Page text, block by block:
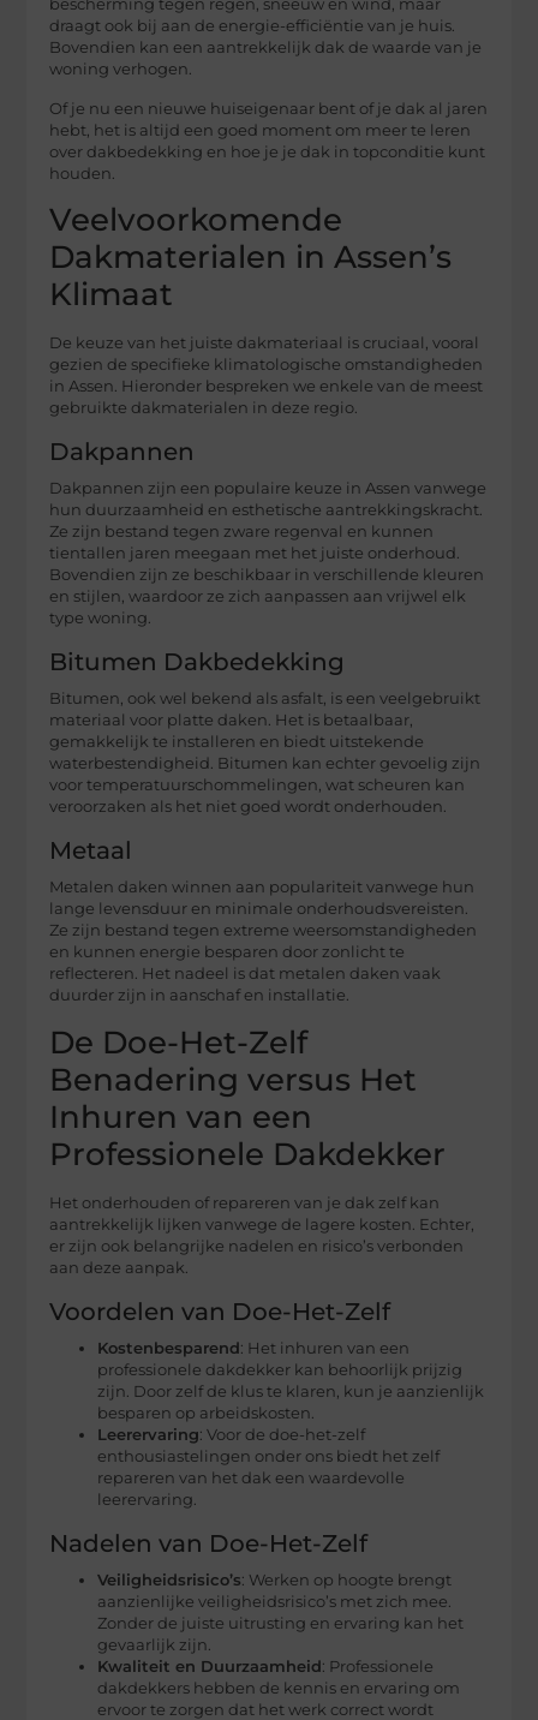
bescherming tegen regen, sneeuw en wind, maar
draagt ook bij aan de energie-efficiëntie van je huis.
Bovendien kan een aantrekkelijk dak de waarde van je
woning verhogen.
Of je nu een nieuwe huiseigenaar bent of je dak al jaren
hebt, het is altijd een goed moment om meer te leren
over dakbedekking en hoe je je dak in topconditie kunt
houden.
Veelvoorkomende
Dakmaterialen in Assen’s
Klimaat
De keuze van het juiste dakmateriaal is cruciaal, vooral
gezien de specifieke klimatologische omstandigheden
in Assen. Hieronder bespreken we enkele van de meest
gebruikte dakmaterialen in deze regio.
Dakpannen
Dakpannen zijn een populaire keuze in Assen vanwege
hun duurzaamheid en esthetische aantrekkingskracht.
Ze zijn bestand tegen zware regenval en kunnen
tientallen jaren meegaan met het juiste onderhoud.
Bovendien zijn ze beschikbaar in verschillende kleuren
en stijlen, waardoor ze zich aanpassen aan vrijwel elk
type woning.
Bitumen Dakbedekking
Bitumen, ook wel bekend als asfalt, is een veelgebruikt
materiaal voor platte daken. Het is betaalbaar,
gemakkelijk te installeren en biedt uitstekende
waterbestendigheid. Bitumen kan echter gevoelig zijn
voor temperatuurschommelingen, wat scheuren kan
veroorzaken als het niet goed wordt onderhouden.
Metaal
Metalen daken winnen aan populariteit vanwege hun
lange levensduur en minimale onderhoudsvereisten.
Ze zijn bestand tegen extreme weersomstandigheden
en kunnen energie besparen door zonlicht te
reflecteren. Het nadeel is dat metalen daken vaak
duurder zijn in aanschaf en installatie.
De Doe-Het-Zelf
Benadering versus Het
Inhuren van een
Professionele Dakdekker
Het onderhouden of repareren van je dak zelf kan
aantrekkelijk lijken vanwege de lagere kosten. Echter,
er zijn ook belangrijke nadelen en risico’s verbonden
aan deze aanpak.
Voordelen van Doe-Het-Zelf
Kostenbesparend: Het inhuren van een
professionele dakdekker kan behoorlijk prijzig
zijn. Door zelf de klus te klaren, kun je aanzienlijk
besparen op arbeidskosten.
Leerervaring: Voor de doe-het-zelf
enthousiastelingen onder ons biedt het zelf
repareren van het dak een waardevolle
leerervaring.
Nadelen van Doe-Het-Zelf
Veiligheidsrisico’s: Werken op hoogte brengt
aanzienlijke veiligheidsrisico’s met zich mee.
Zonder de juiste uitrusting en ervaring kan het
gevaarlijk zijn.
Kwaliteit en Duurzaamheid: Professionele
dakdekkers hebben de kennis en ervaring om
ervoor te zorgen dat het werk correct wordt